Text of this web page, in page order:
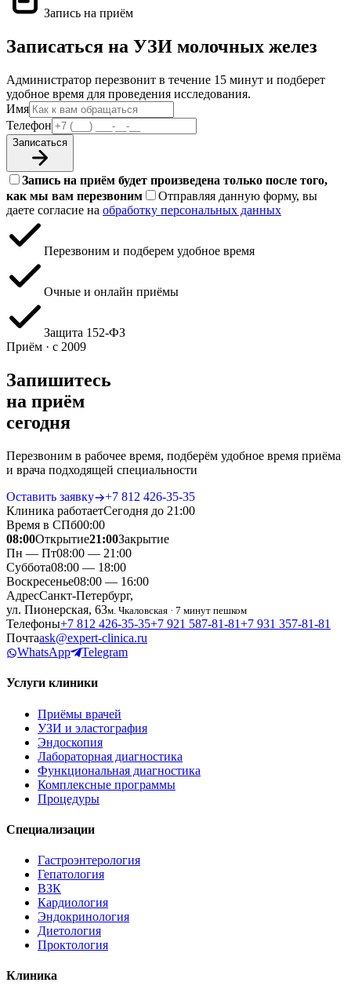
Запись на приём
Записаться на УЗИ молочных желез
Администратор перезвонит в течение 15 минут и подберет
удобное время для проведения исследования.
Имя
Телефон
Записаться
Запись на приём будет произведена только после того,
как мы вам перезвоним
Отправляя данную форму, вы
даете согласие на обработку персональных данных
Перезвоним и подберем удобное время
Очные и онлайн приёмы
Защита 152‑ФЗ
Приём · с 2009
Запишитесь
на приём
сегодня
Перезвоним в рабочее время, подберём удобное время приёма
и врача подходящей специальности
Оставить заявку
+7 812 426‑35‑35
Клиника работаетСегодня до 21:00
Время в СПб00:00
08:00Открытие21:00Закрытие
Пн — Пт08:00 — 21:00
Суббота08:00 — 18:00
Воскресенье08:00 — 16:00
АдресСанкт-Петербург,
ул. Пионерская, 63м. Чкаловская · 7 минут пешком
Телефоны+7 812 426‑35‑35+7 921 587‑81‑81+7 931 357‑81‑81
Почтаask@expert-clinica.ru
WhatsApp
Telegram
Услуги клиники
Приёмы врачей
УЗИ и эластография
Эндоскопия
Лабораторная диагностика
Функциональная диагностика
Комплексные программы
Процедуры
Специализации
Гастроэнтерология
Гепатология
ВЗК
Кардиология
Эндокринология
Диетология
Проктология
Клиника